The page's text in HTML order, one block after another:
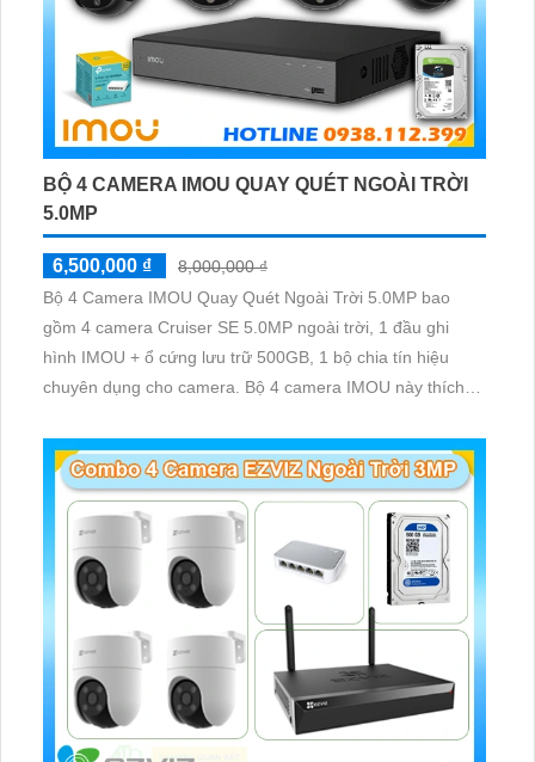
BỘ 4 CAMERA IMOU QUAY QUÉT NGOÀI TRỜI
5.0MP
6,500,000 ₫
8,000,000 ₫
Bộ 4 Camera IMOU Quay Quét Ngoài Trời 5.0MP bao
gồm 4 camera Cruiser SE 5.0MP ngoài trời, 1 đầu ghi
hình IMOU + ổ cứng lưu trữ 500GB, 1 bộ chia tín hiệu
chuyên dụng cho camera. Bộ 4 camera IMOU này thích
cần giám sát ngoài trời